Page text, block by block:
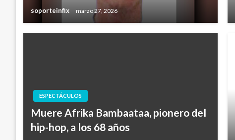
soporteinfix marzo 27, 2026
ESPECTÁCULOS
Muere Afrika Bambaataa, pionero del
hip-hop, a los 68 años